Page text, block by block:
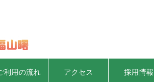
利用の流れ アクセス 採用情報